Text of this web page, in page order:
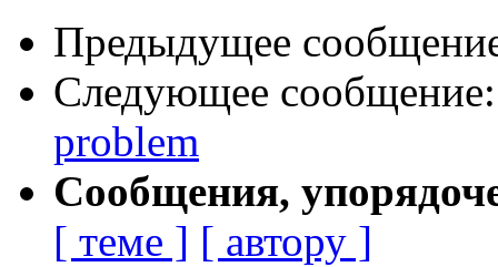
Предыдущее
Следующее
problem
Сообщения,
[ теме ] [ автору ]